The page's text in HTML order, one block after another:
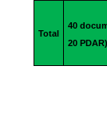
Total
40
20 PDAR)